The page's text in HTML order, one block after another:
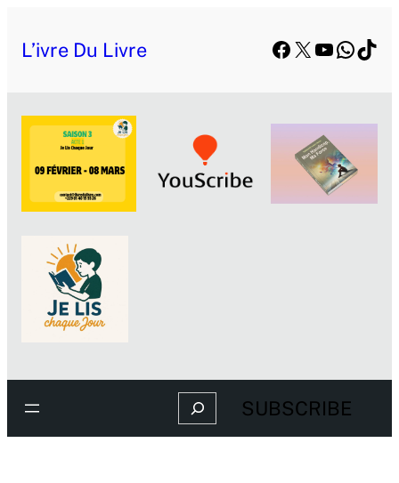
L’ivre Du Livre Facebook
X YouTube
Search SUBSCRIBE